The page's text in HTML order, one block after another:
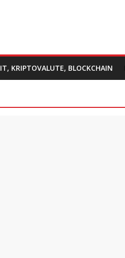
IT, KRIPTOVALUTE, BLOCKCHAIN